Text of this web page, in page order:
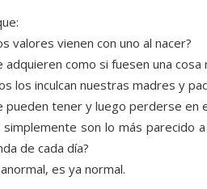
valores vienen con uno al nacer?
adquieren como si fuesen una cosa
los inculcan nuestras madres y
pueden tener y luego perderse en
simplemente son lo más parecido
de cada día?
es ya normal.